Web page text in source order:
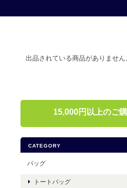
出品されている商品がありません
15,000円以上のご
CATEGORY
バッグ
トートバッグ